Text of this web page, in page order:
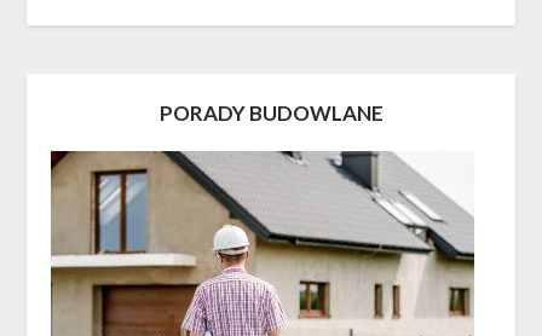
PORADY BUDOWLANE